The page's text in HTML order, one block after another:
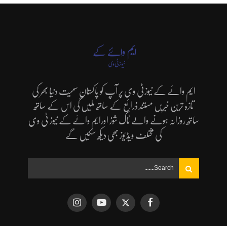
ایم وائے کے نیوزٹی وی پر آپ کو پاکستان سمیت دنیا بھر کی
تازہ ترین خبریں مستند ذرائع کے ساتھ ملیں گی اس کے ساتھ
ساتھ روزانہ ہونے والے ٹاک شوز اورایم وائے کے نیوز ٹی وی
کی مختلف ویڈیوز بھی دیکھ سکیں گے